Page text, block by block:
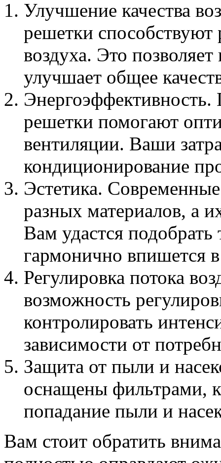
Улучшение качества
решетки
воздуха. Это
улучшает общее
решетки помогают
вентиляции. Ваши
кондиционирование
Эстетика.
разных материалов, а
Вам удастся подобрать
гармонично впишется
Регулировка потока
возможность
контролировать
зависимости от
Защита от пыли и
оснащены фильтрами,
попадание пыли и
Вам стоит обратить